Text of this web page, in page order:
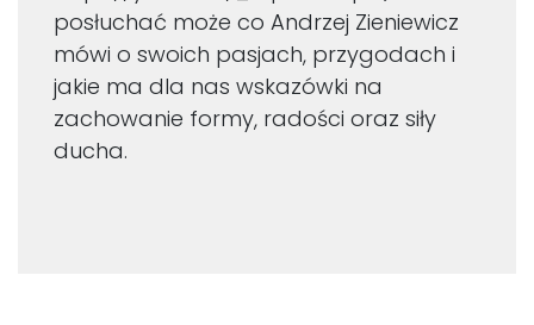
posłuchać może co Andrzej Zieniewicz
mówi o swoich pasjach, przygodach i
jakie ma dla nas wskazówki na
zachowanie formy, radości oraz siły
ducha.